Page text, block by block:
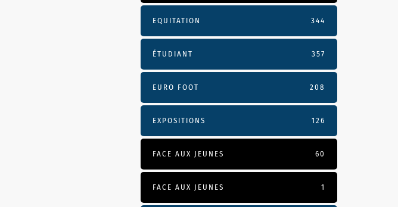
EQUITATION 344
ÉTUDIANT 357
EURO FOOT 208
EXPOSITIONS 126
FACE AUX JEUNES 60
FACE AUX JEUNES 1